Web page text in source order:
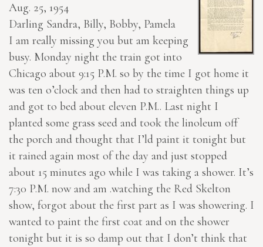
Aug. 25, 1954
Darling Sandra, Billy, Bobby, Pamela
I am really missing you but am keeping
busy. Monday night the train got into
Chicago about 9:15 P.M. so by the time I got home it
was ten o’clock and then had to straighten things up
and got to bed about eleven P.M.. Last night I
planted some grass seed and took the linoleum off
the porch and thought that I’ld paint it tonight but
it rained again most of the day and just stopped
about 15 minutes ago while I was taking a shower. It’s
7:30 P.M. now and am .watching the Red Skelton
show, forgot about the first part as I was showering. I
wanted to paint the first coat and on the shower
tonight but it is so damp out that I don’t think that